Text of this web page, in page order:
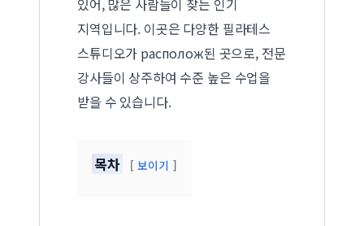
지역입니다. 이곳은 다양한 필라테스
스튜디오가 располож된 곳으로, 전문
강사들이 상주하여 수준 높은 수업을
받을 수 있습니다.
목차 보이기